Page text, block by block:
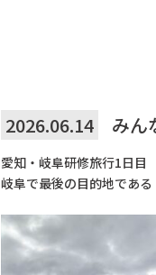
2026.06.14 みん
愛知・岐阜研修旅行1日目
岐阜で最後の目的地である